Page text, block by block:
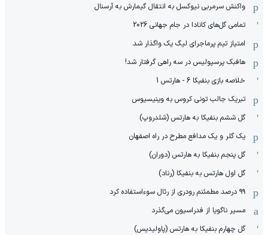
واکنش سرمربی نیوکسل به انتقال گیمارش به آرسنال
تمامی گل‌های کانادا در جام جهانی 2026
امتیاز تیم پرماجرای لیگ یک واگذار شد
هافبک پرسپولیس در سه راهی گرفتار شد!
خلاصه بازی بنفیکا 6 - هارتس 1
تبریک جالب تونی کروس به وینیسیوس
گل ششم بنفیکا به هارتس (شلدروپ)
یک گلر و یک مدافع مطرح در راه اصفهان
گل پنجم بنفیکا به هارتس (دوران)
گل اول هارتس به بنفیکا (رناد)
۹۹ درصد مطمئنم رودری از رئال سوءاستفاده کرد
مسیر ناگویا از فدراسیون می‌گذرد
گل چهارم بنفیکا به هارتس (پاولیدیس)